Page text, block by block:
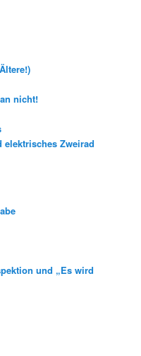
nicht!
elektrisches Zweirad
und „Es wird